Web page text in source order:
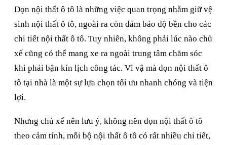
Dọn nội thất ô tô là những việc quan trọng nhằm giữ vệ
sinh nội thất ô tô, ngoài ra còn đảm bảo độ bền cho các
chi tiết nội thất ô tô. Tuy nhiên, không phải lúc nào chủ
xế cũng có thể mang xe ra ngoài trung tâm chăm sóc
khi phải bận kín lịch công tác. Vì vậ mà dọn nội thất ô
tô tại nhà là một sự lựa chọn tối ưu nhanh chóng và tiện
lợi.
Nhưng chủ xế nên lưu ý, không nên dọn nội thất ô tô
theo cảm tính, mỗi bộ nội thất ô tô có rất nhiều chi tiết,